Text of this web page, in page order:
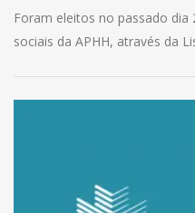
Foram eleitos no passado
sociais da APHH, através da